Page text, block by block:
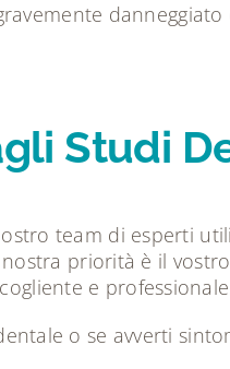
Studi
team di esperti
priorità è il
e
o se avverti